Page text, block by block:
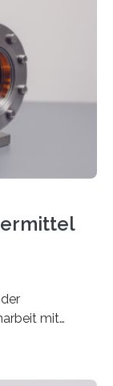
inklusive der
Der
Anlagen
Strom
Energien-
mit
zu